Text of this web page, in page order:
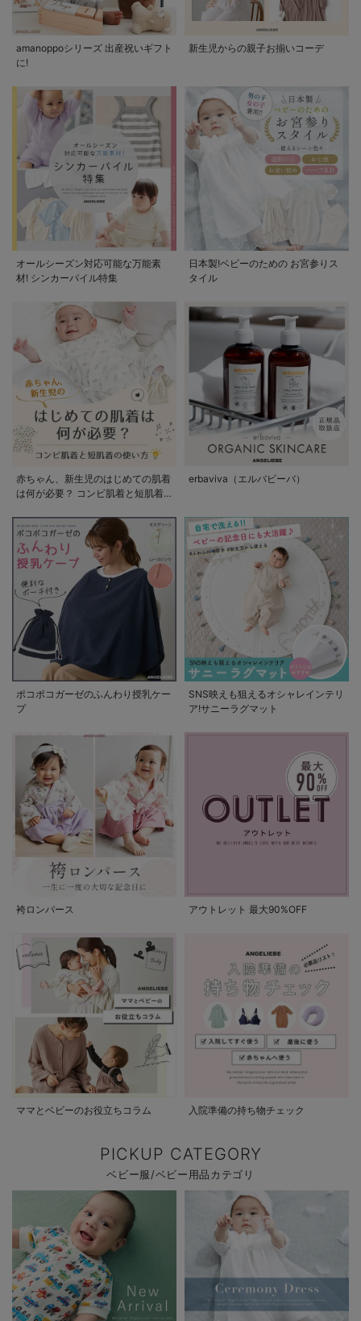
amanoppoシリーズ 出産祝いギフト
に!
新生児からの親子お揃いコーデ
オールシーズン対応可能な万能素
材! シンカーパイル特集
日本製!ベビーのための お宮参りス
タイル
赤ちゃん、新生児のはじめての肌着
は何が必要？ コンビ肌着と短肌着
erbaviva（エルバビーバ）
ポコポコガーゼのふんわり授乳ケー
プ
SNS映えも狙えるオシャレインテリ
ア!サニーラグマット
袴ロンパース アウトレット 最大90%OFF
ママとベビーのお役立ちコラム 入院準備の持ち物チェック
PICKUP CATEGORY
ベビー服/ベビー用品カテゴリ